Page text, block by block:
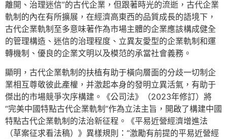
離開、治理迷信”的古代企業，但跟著時光的流逝，古代企業
軌制的內在有所擴展，在經濟高東西的品質成長的語境下，
古代企業軌制至多意味著作為市場主體的企業應該構成健全
的管理構造、迷信的治理程度、立異友愛型的企業軌制和運
轉機制、優良的企業文明以及模范的承當社會義務。
顯明，古代企業軌制的扶植有助于橫向層面的分歧一切制企
業相互尊敬彼此產權，并激起本身的發明立異活氣，有助于
傑出的市場競爭次序構建。《公司法》（2023年修訂）將
“完美中國特點古代企業軌制”作為立法主旨，開啟了構建中國
特點古代企業軌制的法治新征程。《平易近營經濟增進法
（草案征求看法稿）》異樣規則：“激勵有前提的平易近營經